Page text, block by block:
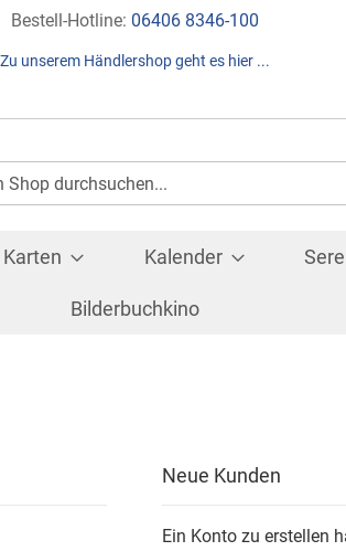
Direkt
Inhalt
Bestell-Hotline: 06406 8346-100
Zu unserem Händlershop geht es hier ...
Suche
Karten Kalender
Bilderbuchkino
Neue Kunden
Ein Konto zu erstellen